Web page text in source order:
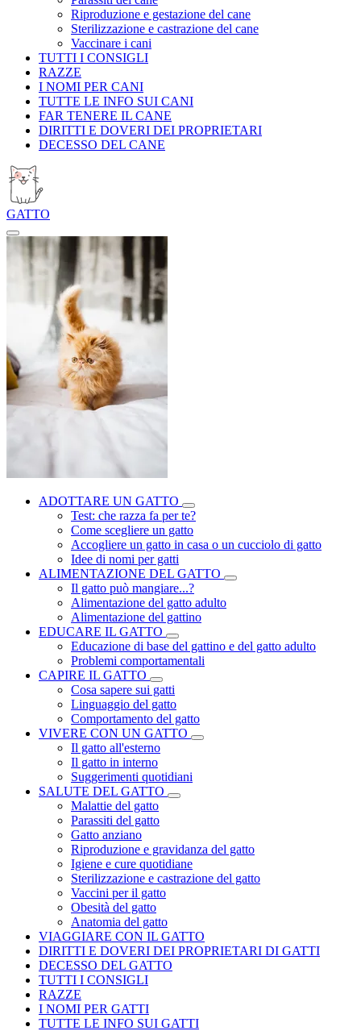
Riproduzione e gestazione del cane
Sterilizzazione e castrazione del cane
Vaccinare i cani
TUTTI I CONSIGLI
RAZZE
I NOMI PER CANI
TUTTE LE INFO SUI CANI
FAR TENERE IL CANE
DIRITTI E DOVERI DEI PROPRIETARI
DECESSO DEL CANE
GATTO
ADOTTARE UN GATTO
Test: che razza fa per te?
Come scegliere un gatto
Accogliere un gatto in casa o un cucciolo di gatto
Idee di nomi per gatti
ALIMENTAZIONE DEL GATTO
Il gatto può mangiare...?
Alimentazione del gatto adulto
Alimentazione del gattino
EDUCARE IL GATTO
Educazione di base del gattino e del gatto adulto
Problemi comportamentali
CAPIRE IL GATTO
Cosa sapere sui gatti
Linguaggio del gatto
Comportamento del gatto
VIVERE CON UN GATTO
Il gatto all'esterno
Il gatto in interno
Suggerimenti quotidiani
SALUTE DEL GATTO
Malattie del gatto
Parassiti del gatto
Gatto anziano
Riproduzione e gravidanza del gatto
Igiene e cure quotidiane
Sterilizzazione e castrazione del gatto
Vaccini per il gatto
Obesità del gatto
Anatomia del gatto
VIAGGIARE CON IL GATTO
DIRITTI E DOVERI DEI PROPRIETARI DI GATTI
DECESSO DEL GATTO
TUTTI I CONSIGLI
RAZZE
I NOMI PER GATTI
TUTTE LE INFO SUI GATTI